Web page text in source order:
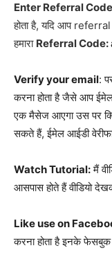
Enter Referral
होता है, यदि आप
हमारा Referral
Verify your email:
करना होता है जैसे आप
एक मैसेज आएगा उस पर
सकते हैं, ईमेल आईडी
Watch Tutorial:मैं
आसपास होते हैं वीडियो
Like use on
करना होता है इनके